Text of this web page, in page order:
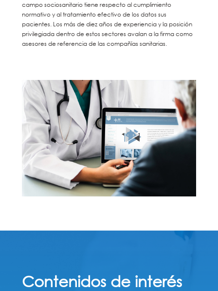
campo sociosanitario tiene respecto al cumplimiento
normativo y al tratamiento efectivo de los datos sus
pacientes. Los más de diez años de experiencia y la posición
privilegiada dentro de estos sectores avalan a la firma como
asesores de referencia de las compañías sanitarias.
Contenidos de interés